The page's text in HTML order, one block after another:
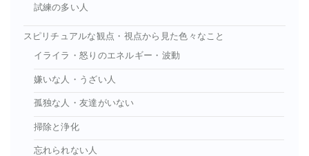
試練の多い人
スピリチュアルな観点・視点から見た色々なこと
イライラ・怒りのエネルギー・波動
嫌いな人・うざい人
孤独な人・友達がいない
掃除と浄化
忘れられない人